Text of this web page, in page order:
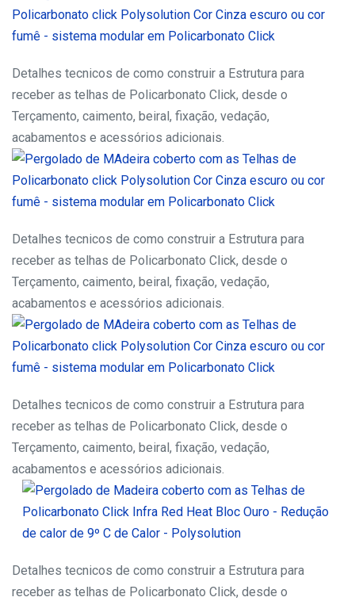
Detalhes tecnicos de como construir a Estrutura para
receber as telhas de Policarbonato Click, desde o
Terçamento, caimento, beiral, fixação, vedação,
acabamentos e acessórios adicionais.
Detalhes tecnicos de como construir a Estrutura para
receber as telhas de Policarbonato Click, desde o
Terçamento, caimento, beiral, fixação, vedação,
acabamentos e acessórios adicionais.
Detalhes tecnicos de como construir a Estrutura para
receber as telhas de Policarbonato Click, desde o
Terçamento, caimento, beiral, fixação, vedação,
acabamentos e acessórios adicionais.
Detalhes tecnicos de como construir a Estrutura para
receber as telhas de Policarbonato Click, desde o